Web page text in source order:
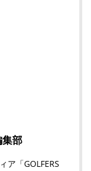
集部
ア「GOLFERS